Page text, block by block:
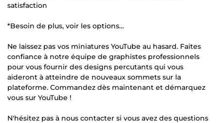
satisfaction
*Besoin de plus, voir les options…
Ne laissez pas vos miniatures YouTube au hasard. Faites
confiance à notre équipe de graphistes professionnels
pour vous fournir des designs percutants qui vous
aideront à atteindre de nouveaux sommets sur la
plateforme. Commandez dès maintenant et démarquez
vous sur YouTube !
N'hésitez pas à nous contacter si vous avez des questions